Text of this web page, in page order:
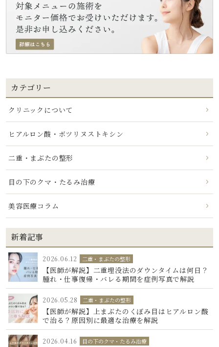
カテゴリー
クリニックについて
ヒアルロン酸・ボツリヌストキシン
二重・まぶたの整形
目の下のクマ・たるみ治療
美容医療コラム
新着記事
2026.06.12 二重・まぶたの整形
【医師が解説】二重埋没法のダウンタイムは何日？
腫れ・仕事復帰・バレる期間を症例写真で解説
2026.05.28 二重・まぶたの整形
【医師が解説】上まぶたのくぼみ目はヒアルロン酸
で治る？原因別に最適な治療を解説
2026.04.16 目の下のクマ・たるみ治療